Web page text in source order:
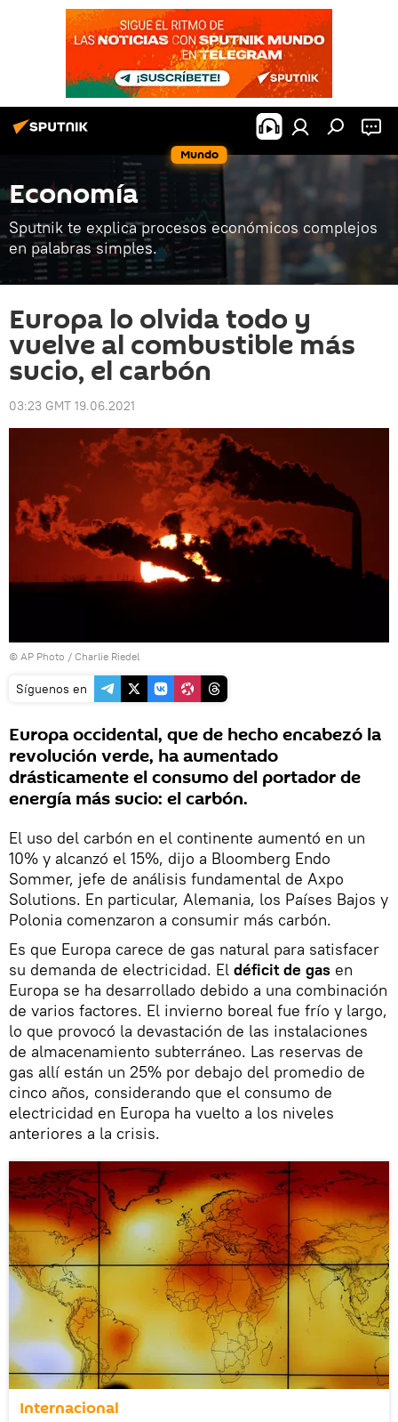
Mundo
Economía
Sputnik te explica procesos económicos complejos
en palabras simples.
Europa lo olvida todo y
vuelve al combustible más
sucio, el carbón
03:23 GMT 19.06.2021
© AP Photo / Charlie Riedel
Síguenos en
Europa occidental, que de hecho encabezó la
revolución verde, ha aumentado
drásticamente el consumo del portador de
energía más sucio: el carbón.
El uso del carbón en el continente aumentó en un
10% y alcanzó el 15%, dijo a Bloomberg Endo
Sommer, jefe de análisis fundamental de Axpo
Solutions. En particular, Alemania, los Países Bajos y
Polonia comenzaron a consumir más carbón.
Es que Europa carece de gas natural para satisfacer
su demanda de electricidad. El déficit de gas en
Europa se ha desarrollado debido a una combinación
de varios factores. El invierno boreal fue frío y largo,
lo que provocó la devastación de las instalaciones
de almacenamiento subterráneo. Las reservas de
gas allí están un 25% por debajo del promedio de
cinco años, considerando que el consumo de
electricidad en Europa ha vuelto a los niveles
anteriores a la crisis.
Internacional